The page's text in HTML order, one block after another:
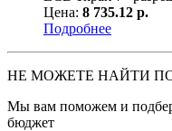
Цена: 8 735.12 р.
Подробнее
НЕ МОЖЕТЕ НАЙТИ
Мы вам поможем и
бюджет